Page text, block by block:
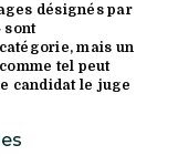
désignés par
sont
mais un
tel peut
candidat le juge